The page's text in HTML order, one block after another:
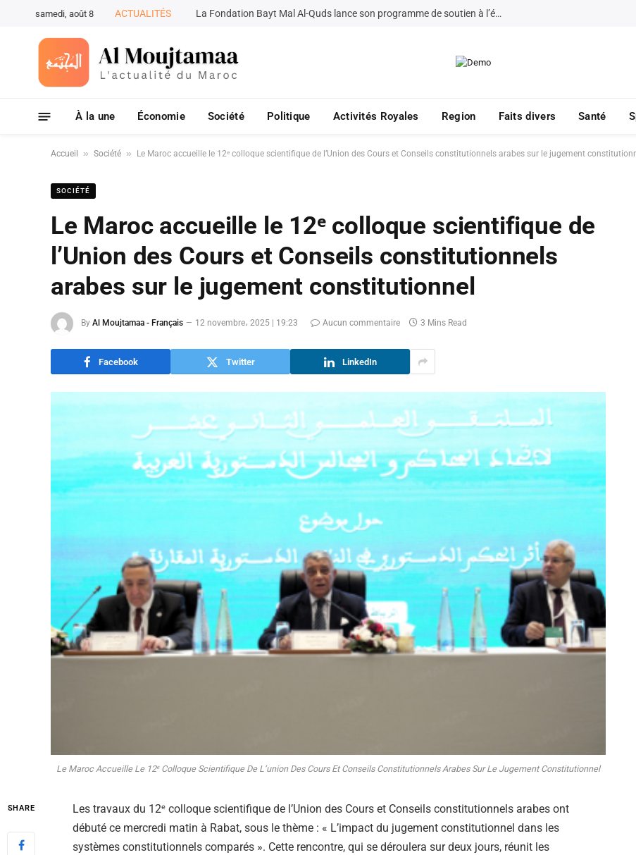
samedi, août 8 ACTUALITÉS La Fondation Bayt Mal Al-Quds lance son programme de soutien à l’éducation à Jérusalem pour 2026
À la une Économie Société Politique Activités Royales Region Faits divers Santé
Accueil » Société » Le Maroc accueille le 12ᵉ colloque scientifique de l’Union des Cours et Conseils constitutionnels arabes sur le jugement
SOCIÉTÉ
Le Maroc accueille le 12ᵉ colloque scientifique de
l’Union des Cours et Conseils constitutionnels
arabes sur le jugement constitutionnel
By Al Moujtamaa - Français 12 novembre، 2025 | 19:23 Aucun commentaire 3 Mins Read
Facebook Twitter LinkedIn
Le Maroc Accueille Le 12ᵉ Colloque Scientifique De L’union Des Cours Et Conseils Constitutionnels Arabes Sur Le Jugement Constitutionnel
SHARE
Les travaux du 12ᵉ colloque scientifique de l’Union des Cours et Conseils constitutionnels arabes ont
débuté ce mercredi matin à Rabat, sous le thème : « L’impact du jugement constitutionnel dans les
systèmes constitutionnels comparés ». Cette rencontre, qui se déroulera sur deux jours, réunit les